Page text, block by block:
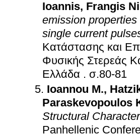
Ioannis, Frangis
emission
single current
Κατάστασης και
Φυσικής Στερεάς
Ελλάδα . σ.80-81
Ioannou M.,
Paraskevopoulos
Structural
Panhellenic